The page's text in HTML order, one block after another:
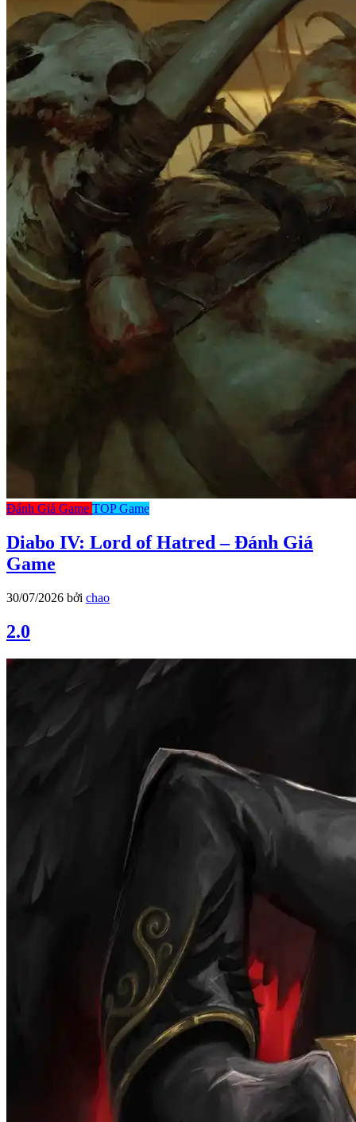
Đánh Giá Game TOP Game
Diabo IV: Lord of Hatred – Đánh Giá
Game
30/07/2026 bởi chao
2.0